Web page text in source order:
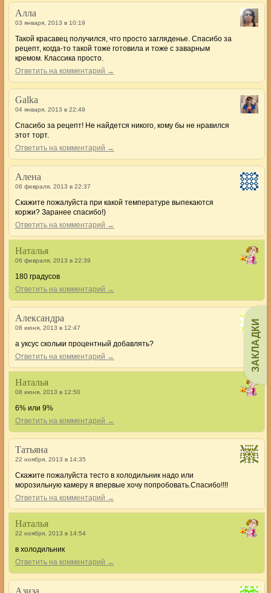
ЗАКЛАДКИ
Алла
03 января, 2013 в 10:19
Такой красавец получился, что просто загляденье. Спасибо за
рецепт, когда-то такой тоже готовила и тоже с заварным
кремом. Классика просто.
Ответить на комментарий →
Galka
04 января, 2013 в 22:49
Спасибо за рецепт! Не найдется никого, кому бы не нравился
этот торт.
Ответить на комментарий →
Алена
06 февраля, 2013 в 22:37
Скажите пожалуйста при какой температуре выпекаются
коржи? Заранее спасибо!)
Ответить на комментарий →
Наталья
06 февраля, 2013 в 22:39
180 градусов
Ответить на комментарий →
Александра
08 июня, 2013 в 12:47
а уксус скольки процентный добавлять?
Ответить на комментарий →
Наталья
08 июня, 2013 в 12:50
6% или 9%
Ответить на комментарий →
Татьяна
22 ноября, 2013 в 14:35
Скажите пожалуйста тесто в холодильник надо или
морозильную камеру я впервые хочу попробовать.Спасибо!!!!
Ответить на комментарий →
Наталья
22 ноября, 2013 в 14:54
в холодильник
Ответить на комментарий →
Азиза